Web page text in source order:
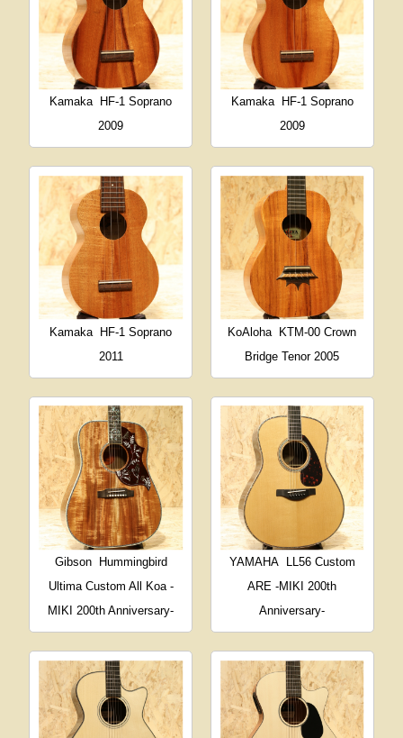
Kamaka
HF-1 Soprano
2009
Kamaka
HF-1 Soprano
2009
Kamaka HF-1 Soprano
2011
KoAloha KTM-00 Crown
Bridge Tenor 2005
Gibson
Hummingbird
Ultima Custom All Koa -
MIKI 200th Anniversary-
YAMAHA
LL56 Custom
ARE -MIKI 200th
Anniversary-